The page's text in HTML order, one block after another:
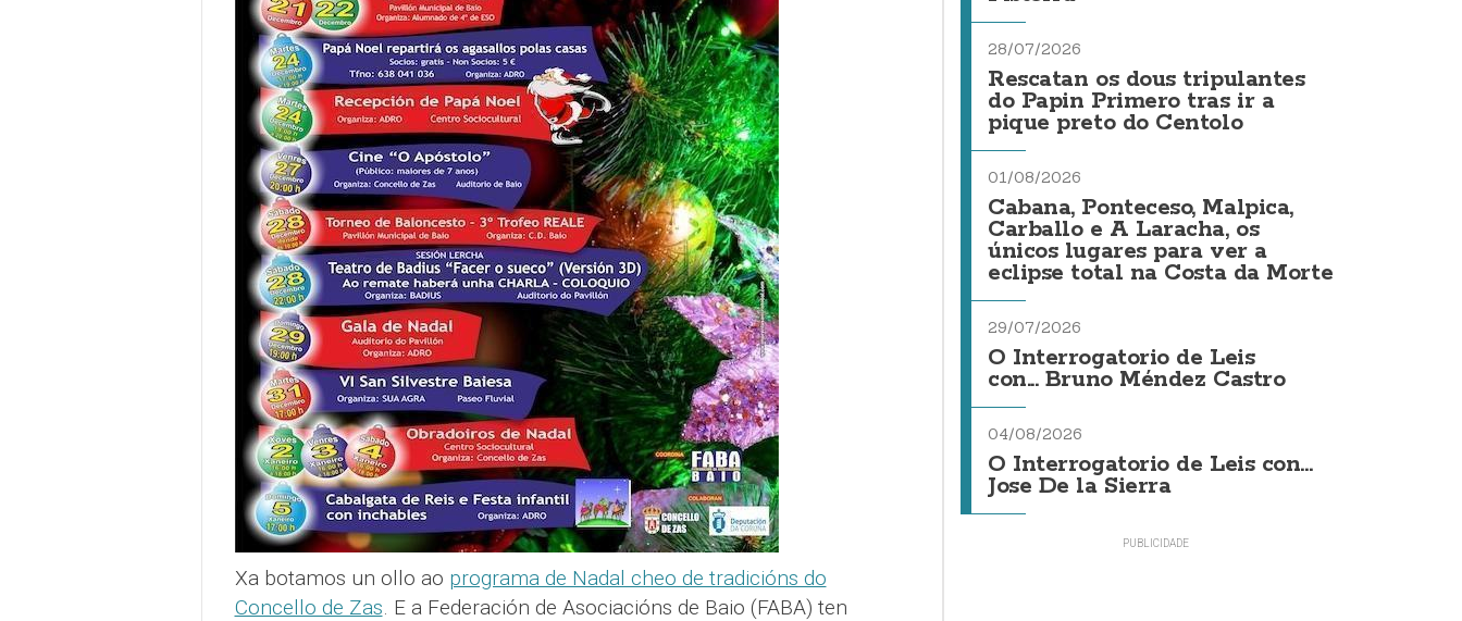
Xa botamos un ollo ao programa de Nadal cheo de tradicións do
Concello de Zas. E a Federación de Asociacións de Baio (FABA) ten
28/07/2026
Rescatan os dous tripulantes
do Papin Primero tras ir a
pique preto do Centolo
01/08/2026
Cabana, Ponteceso, Malpica,
Carballo e A Laracha, os
únicos lugares para ver a
eclipse total na Costa da Morte
29/07/2026
O Interrogatorio de Leis
con... Bruno Méndez Castro
04/08/2026
O Interrogatorio de Leis con...
Jose De la Sierra